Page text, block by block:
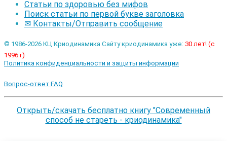
Статьи по здоровью без мифов
Поиск статьи по первой букве заголовка
✉ Контакты/Отправить сообщение
© 1986-2026 КЦ Криодинамика Сайту криодинамика уже: 30 лет! (с
1996 г)
Политика конфиденциальности и защиты информации
Вопрос-ответ FAQ
Открыть/скачать бесплатно книгу "Современный
способ не стареть - криодинамика"